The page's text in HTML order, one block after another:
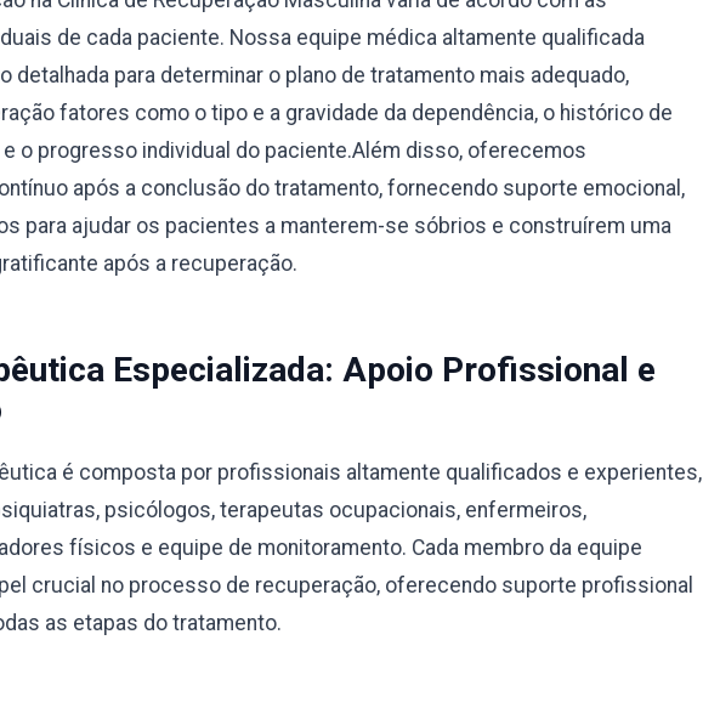
de cada paciente. Nossa equipe médica altamente qualificada
detalhada para determinar o plano de tratamento mais adequado,
fatores como o tipo e a gravidade da dependência, o histórico de
o progresso individual do paciente.Além disso, oferecemos
após a conclusão do tratamento, fornecendo suporte emocional,
para ajudar os pacientes a manterem-se sóbrios e construírem uma
após a recuperação.
Especializada: Apoio Profissional e
é composta por profissionais altamente qualificados e experientes,
psicólogos, terapeutas ocupacionais, enfermeiros,
físicos e equipe de monitoramento. Cada membro da equipe
crucial no processo de recuperação, oferecendo suporte profissional
as etapas do tratamento.